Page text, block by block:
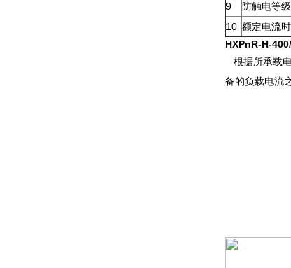
9
防触电等级
10 额定电流
HXPnR-H-
根据所承载
备的负载电流